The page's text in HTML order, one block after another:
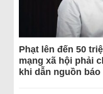
Phạt lên đến 50
mạng xã hội phải
khi dẫn nguồn báo